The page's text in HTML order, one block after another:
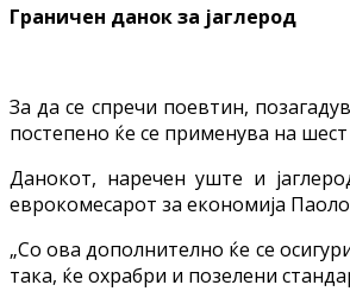
Граничен данок за јаглерод
За да се спречи поевтин,
постепено ќе се применува на
Данокот, наречен уште и
еврокомесарот за економија
„Со ова дополнително ќе се
така, ќе охрабри и позелени